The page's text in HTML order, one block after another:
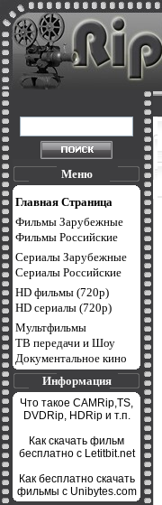
Меню
Главная Страница
Фильмы Зарубежные
Фильмы Российские
Сериалы Зарубежные
Сериалы Российские
HD фильмы (720p)
HD сериалы (720p)
Мультфильмы
ТВ передачи и Шоу
Документальное кино
Информация
Что такое CAMRip,TS,
DVDRip, HDRip и т.п.
Как скачать фильм
бесплатно с Letitbit.net
Как бесплатно скачать
фильмы с Unibytes.com